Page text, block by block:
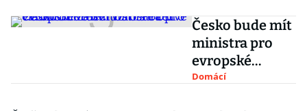
Česko bude mít
ministra pro
evropské
záležitosti.
Domácí